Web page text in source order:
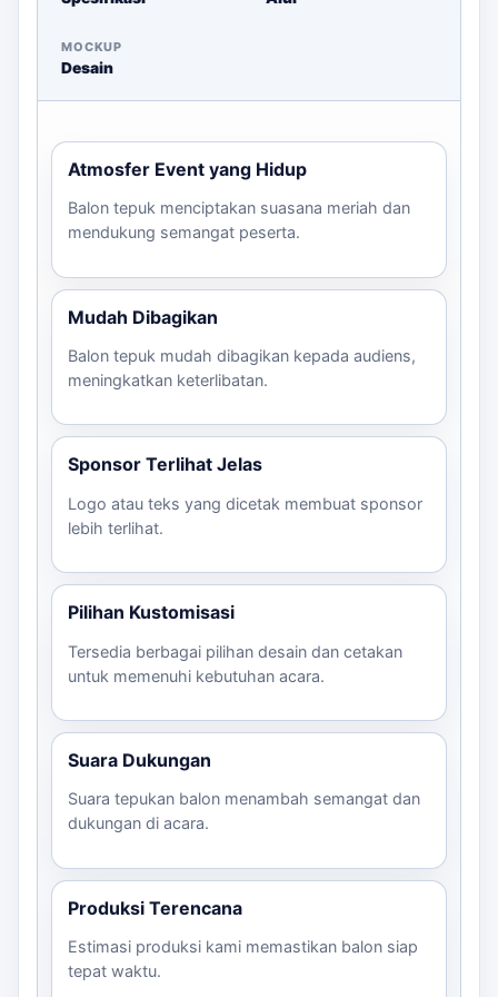
menyiapkan:
Jumlah peserta yang akan menerima balon
Deadline acara
Hubungi kami untuk mendapatkan estimasi harga dan
konsultasi lebih lanjut!
MOCKUP
Desain
Atmosfer Event yang Hidup
Balon tepuk menciptakan suasana meriah dan
mendukung semangat peserta.
Mudah Dibagikan
Balon tepuk mudah dibagikan kepada audiens,
meningkatkan keterlibatan.
Sponsor Terlihat Jelas
Logo atau teks yang dicetak membuat sponsor
lebih terlihat.
Pilihan Kustomisasi
Tersedia berbagai pilihan desain dan cetakan
untuk memenuhi kebutuhan acara.
Suara Dukungan
Suara tepukan balon menambah semangat dan
dukungan di acara.
Produksi Terencana
Estimasi produksi kami memastikan balon siap
tepat waktu.